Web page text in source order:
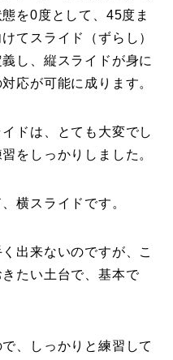
Report
FAQ
を0度として、45度ま
てスライド（ずらし）
し、縦スライドが身に
応が可能に成ります。
ドは、とても大変でし
をしっかりしました。
横スライドです。
出来ないのですが、こ
たい土台で、基本で
、しっかりと練習して